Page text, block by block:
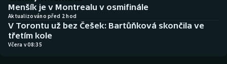
Biatlon
Boby a skeleton
Aplikace ČT sport
AZ kvíz
Menšík je v Montrealu v osmifinále
Aktualizováno před 2 hod
V Torontu už bez Češek: Bartůňková skončila ve
třetím kole
Včera v 08:35